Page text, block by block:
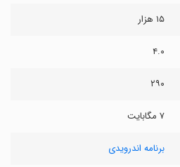
۱۵ هزار
۴.۰
۲۹۰
۷ مگابایت
برنامه اندرویدی